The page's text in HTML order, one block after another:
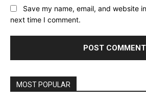
Save my name, email, and website
next time I comment.
MOST POPULAR